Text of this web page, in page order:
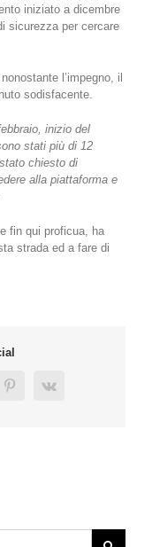
iniziato a dicembre
sicurezza per cercare
l’impegno, il
sodisfacente.
inizio del
stati più di 12
chiesto di
alla piattaforma e
fin qui proficua, ha
strada ed a fare di
PinterestVk